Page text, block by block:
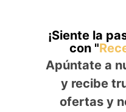
¡Siente la
con "
Apúntate a
y recibe
ofertas y